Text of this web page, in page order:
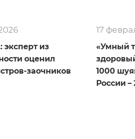
эксперт из
оценил
заочников
17
«Умный
1000
России –